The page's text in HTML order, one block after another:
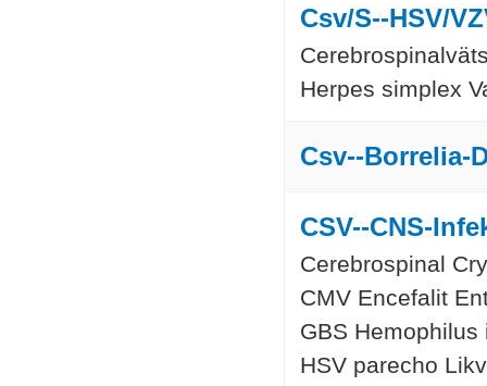
Csv/S--HSV/
Herpes simplex
Csv--Borrelia-
CSV--CNS-
Cerebrospinal
CMV Encefalit
GBS
HSV parecho